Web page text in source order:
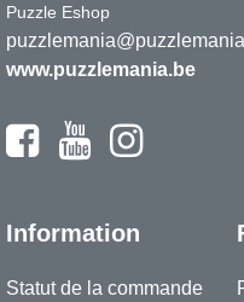
Puzzle Eshop
www.puzzlemania.be
Information
Statut de la commande